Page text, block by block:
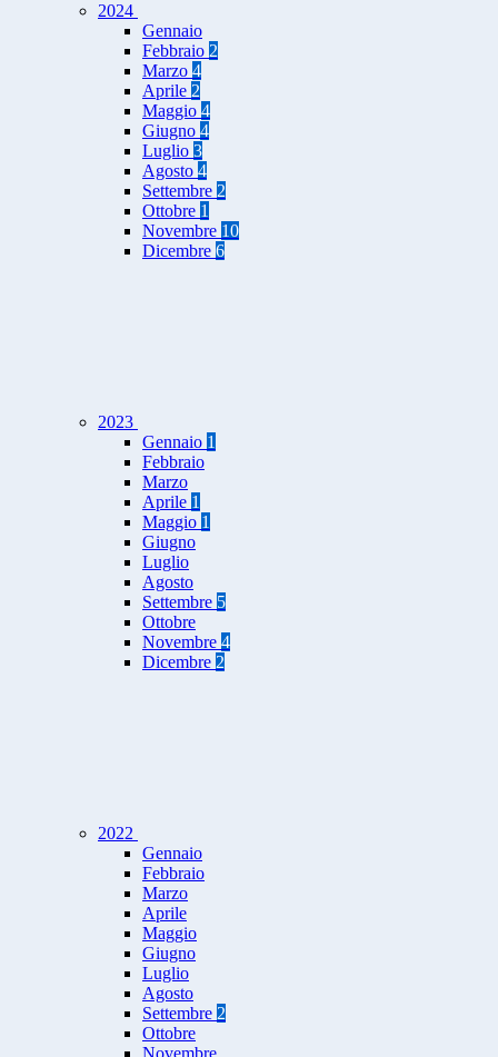
2024
Gennaio
Febbraio 2
Marzo 4
Aprile 2
Maggio 4
Giugno 4
Luglio 3
Agosto 4
Settembre 2
Ottobre 1
Novembre 10
Dicembre 6
2023
Gennaio 1
Febbraio
Marzo
Aprile 1
Maggio 1
Giugno
Luglio
Agosto
Settembre 5
Ottobre
Novembre 4
Dicembre 2
2022
Gennaio
Febbraio
Marzo
Aprile
Maggio
Giugno
Luglio
Agosto
Settembre 2
Ottobre